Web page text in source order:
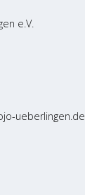
e.V.
ueberlingen.de